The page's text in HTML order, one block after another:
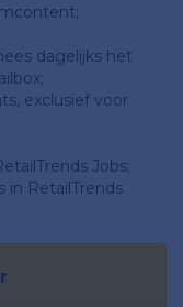
dagelijks het
exclusief voor
Jobs;
in RetailTrends